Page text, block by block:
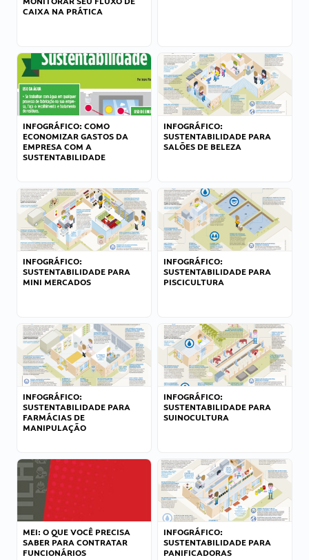
CAIXA NA PRÁTICA
INFOGRÁFICO: COMO
ECONOMIZAR GASTOS DA
EMPRESA COM A
SUSTENTABILIDADE
INFOGRÁFICO:
SUSTENTABILIDADE PARA
SALÕES DE BELEZA
INFOGRÁFICO:
SUSTENTABILIDADE PARA
MINI MERCADOS
INFOGRÁFICO:
SUSTENTABILIDADE PARA
PISCICULTURA
INFOGRÁFICO:
SUSTENTABILIDADE PARA
FARMÁCIAS DE
MANIPULAÇÃO
INFOGRÁFICO:
SUSTENTABILIDADE PARA
SUINOCULTURA
MEI: O QUE VOCÊ PRECISA
SABER PARA CONTRATAR
FUNCIONÁRIOS
INFOGRÁFICO:
SUSTENTABILIDADE PARA
PANIFICADORAS